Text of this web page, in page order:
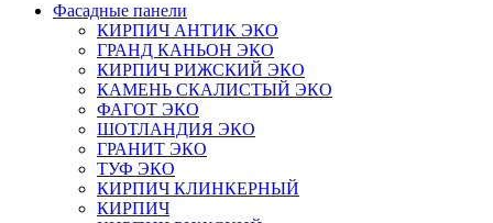
Фасадные панели
КИРПИЧ АНТИК ЭКО
ГРАНД КАНЬОН ЭКО
КИРПИЧ РИЖСКИЙ ЭКО
КАМЕНЬ СКАЛИСТЫЙ ЭКО
ФАГОТ ЭКО
ШОТЛАНДИЯ ЭКО
ГРАНИТ ЭКО
ТУФ ЭКО
КИРПИЧ КЛИНКЕРНЫЙ
КИРПИЧ